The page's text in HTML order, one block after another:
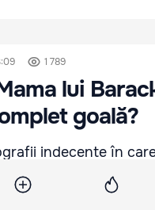
1 789
lui
goală?
indecente în
SUA
internet.